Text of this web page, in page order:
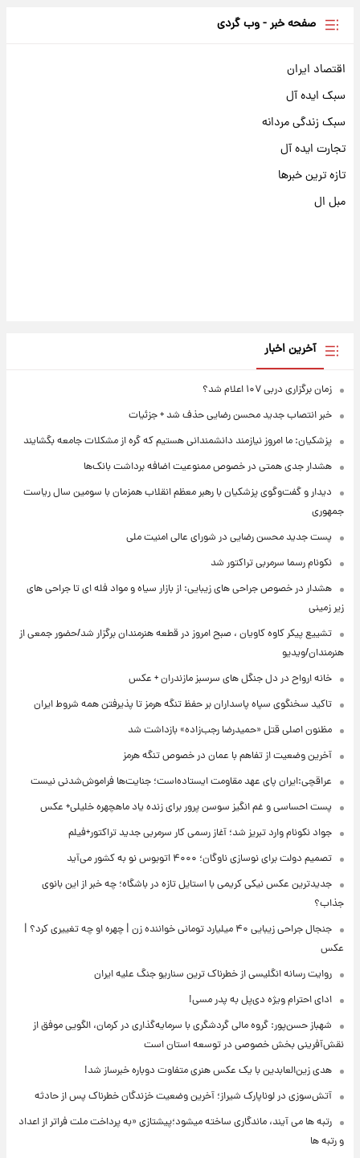
صفحه خبر - وب گردی
اقتصاد ایران
سبک ایده آل
سبک زندگی مردانه
تجارت ایده آل
تازه ترین خبرها
مبل ال
آخرین اخبار
زمان برگزاری دربی ۱۰۷ اعلام شد؟
خبر انتصاب جدید محسن رضایی حذف شد + جزئیات
پزشکیان: ما امروز نیازمند دانشمندانی هستیم که گره از مشکلات جامعه بگشایند
هشدار جدی همتی در خصوص ممنوعیت اضافه ‌برداشت بانک‌ها
دیدار و گفت‌وگوی پزشکیان با رهبر معظم انقلاب همزمان با سومین سال ریاست
جمهوری
پست جدید محسن رضایی در شورای عالی امنیت ملی
نکونام رسما سرمربی تراکتور شد
هشدار در خصوص جراحی های زیبایی: از بازار سیاه و مواد فله ای تا جراحی های
زیر زمینی
تشییع پیکر کاوه کاویان ، صبح امروز در قطعه هنرمندان برگزار شد/حضور جمعی از
هنرمندان/ویدیو
خانه ارواح در دل جنگل های سرسبز مازندران + عکس
تاکید سخنگوی سپاه پاسداران بر حفظ تنگه هرمز تا پذیرفتن همه شروط ایران
مظنون اصلی قتل «حمیدرضا رجب‌زاده» بازداشت شد
آخرین وضعیت از تفاهم با عمان در خصوص تنگه هرمز
عراقچی:ایران پای عهد مقاومت ایستاده‌است؛ جنایت‌ها فراموش‌شدنی نیست
پست احساسی و غم انگیز سوسن پرور برای زنده یاد ماهچهره خلیلی+ عکس
جواد نکونام وارد تبریز شد؛ آغاز رسمی کار سرمربی جدید تراکتور+فیلم
تصمیم دولت برای نوسازی ناوگان؛ ۴۰۰۰ اتوبوس نو به کشور می‌آید
جدیدترین عکس نیکی کریمی با استایل تازه در باشگاه؛ چه خبر از این بانوی
جذاب؟
جنجال جراحی زیبایی ۴۰ میلیارد تومانی خواننده زن | چهره او چه تغییری کرد؟ |
عکس
روایت رسانه انگلیسی از خطرناک ترین سناریو جنگ علیه ایران
ادای احترام ویژه دی‌پل به پدر مسی!
شهباز حسن‌پور: گروه مالی گردشگری با سرمایه‌گذاری در کرمان، الگویی موفق از
نقش‌آفرینی بخش خصوصی در توسعه استان است
هدی زین‌العابدین با یک عکس هنری متفاوت دوباره خبرساز شد!
آتش‌سوزی در لوناپارک شیراز؛ آخرین وضعیت خزندگان خطرناک پس از حادثه
رتبه ها می آیند، ماندگاری ساخته میشود؛پیشتازی «به پرداخت ملت فراتر از اعداد
و رتبه ها